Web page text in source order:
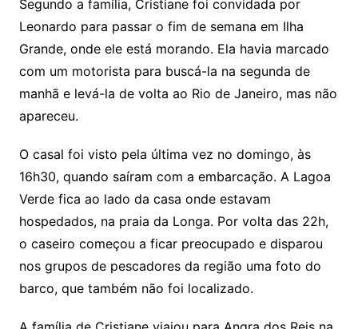
Segundo a família, Cristiane foi convidada por
Leonardo para passar o fim de semana em Ilha
Grande, onde ele está morando. Ela havia marcado
com um motorista para buscá-la na segunda de
manhã e levá-la de volta ao Rio de Janeiro, mas não
apareceu.
O casal foi visto pela última vez no domingo, às
16h30, quando saíram com a embarcação. A Lagoa
Verde fica ao lado da casa onde estavam
hospedados, na praia da Longa. Por volta das 22h,
o caseiro começou a ficar preocupado e disparou
nos grupos de pescadores da região uma foto do
barco, que também não foi localizado.